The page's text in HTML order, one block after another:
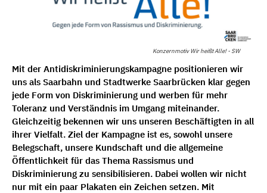
Konzernmotiv Wir heißt Alle! - SW
Mit der Antidiskriminierungskampagne positionieren wir
uns als Saarbahn und Stadtwerke Saarbrücken klar gegen
jede Form von Diskriminierung und werben für mehr
Toleranz und Verständnis im Umgang miteinander.
Gleichzeitig bekennen wir uns unseren Beschäftigten in all
ihrer Vielfalt. Ziel der Kampagne ist es, sowohl unsere
Belegschaft, unsere Kundschaft und die allgemeine
Öffentlichkeit für das Thema Rassismus und
Diskriminierung zu sensibilisieren. Dabei wollen wir nicht
nur mit ein paar Plakaten ein Zeichen setzen. Mit